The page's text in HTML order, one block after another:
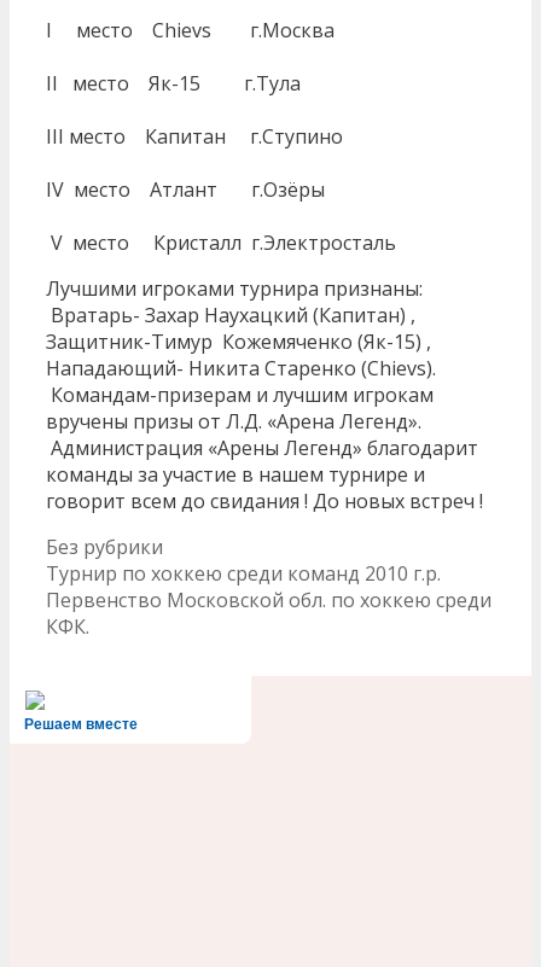
I место Chievs г.Москва
II место Як-15 г.Тула
III место Капитан г.Ступино
IV место Атлант г.Озёры
V место Кристалл г.Электросталь
Лучшими игроками турнира признаны:
Вратарь- Захар Наухацкий (Капитан) ,
Защитник-Тимур Кожемяченко (Як-15) ,
Нападающий- Никита Старенко (Chievs).
Командам-призерам и лучшим игрокам
вручены призы от Л.Д. «Арена Легенд».
Администрация «Арены Легенд» благодарит
команды за участие в нашем турнире и
говорит всем до свидания ! До новых встреч !
Рубрики
Без рубрики
Навигация
записи
Турнир по хоккею среди команд 2010 г.р.
Первенство Московской обл. по хоккею среди
КФК.
Решаем вместе